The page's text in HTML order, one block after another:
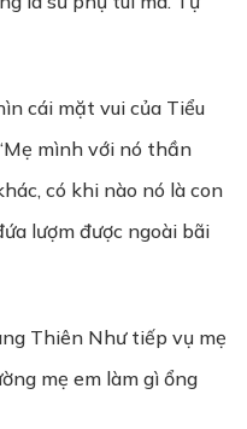
cái mặt vui của Tiểu
mình với nó thần
có khi nào nó là con
lượm được ngoài bãi
Thiên Như tiếp vụ mẹ
mẹ em làm gì ổng